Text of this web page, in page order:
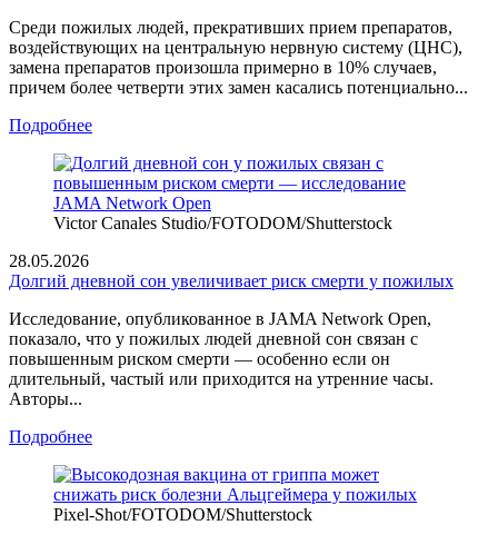
Среди пожилых людей, прекративших прием препаратов,
воздействующих на центральную нервную систему (ЦНС),
замена препаратов произошла примерно в 10% случаев,
причем более четверти этих замен касались потенциально...
Подробнее
Victor Canales Studio/FOTODOM/Shutterstoсk
28.05.2026
Долгий дневной сон увеличивает риск смерти у пожилых
Исследование, опубликованное в JAMA Network Open,
показало, что у пожилых людей дневной сон связан с
повышенным риском смерти — особенно если он
длительный, частый или приходится на утренние часы.
Авторы...
Подробнее
Pixel-Shot/FOTODOM/Shutterstoсk